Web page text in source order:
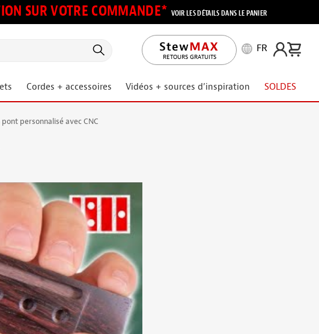
SUR VOTRE COMMANDE* VOIR LES DÉTAILS DANS LE PANIER
RETOURS GRATUITS
FR
Cordes + accessoires Vidéos + sources d’inspiration SOLDES
pont personnalisé avec CNC